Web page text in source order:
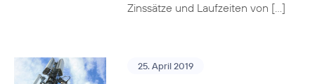
Zinssätze und Laufzeiten von […]
25. April 2019